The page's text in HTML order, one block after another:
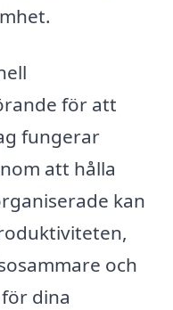
för att
fungerar
att hålla
kan
och
dina